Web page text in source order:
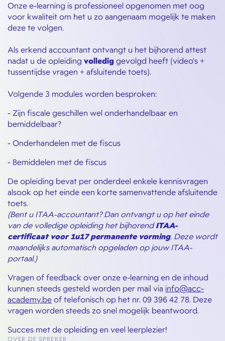
Onze e-learning is professioneel opgenomen met oog
voor kwaliteit om het u zo aangenaam mogelijk te maken
deze te volgen.
Als erkend accountant ontvangt u het bijhorend attest
nadat u de opleiding volledig gevolgd heeft (video's +
tussentijdse vragen + afsluitende toets).
Volgende 3 modules worden besproken:
- Zijn fiscale geschillen wel onderhandelbaar en
bemiddelbaar?
- Onderhandelen met de fiscus
- Bemiddelen met de fiscus
De opleiding bevat per onderdeel enkele kennisvragen
alsook op het einde een korte samenvattende afsluitende
toets.
(Bent u ITAA-accountant? Dan ontvangt u op het einde
van de volledige opleiding het bijhorendITAA-
certificaat voor 1u17 permanente vorming. Deze wordt
maandelijks automatisch opgeladen op jouw ITAA-
portaal.)
Vragen of feedback over onze e-learning en de inhoud
kunnen steeds gesteld worden per mail via info@acc-
academy.be of telefonisch op het nr. 09 396 42 78. Deze
vragen worden steeds zo snel mogelijk beantwoord.
Succes met de opleiding en veel leerplezier!
OVER DE SPREKER